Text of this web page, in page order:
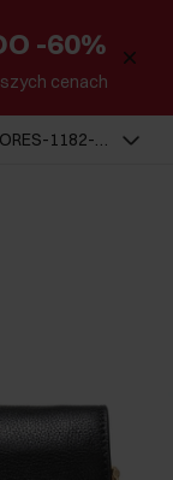
-60%
cenach
1182-